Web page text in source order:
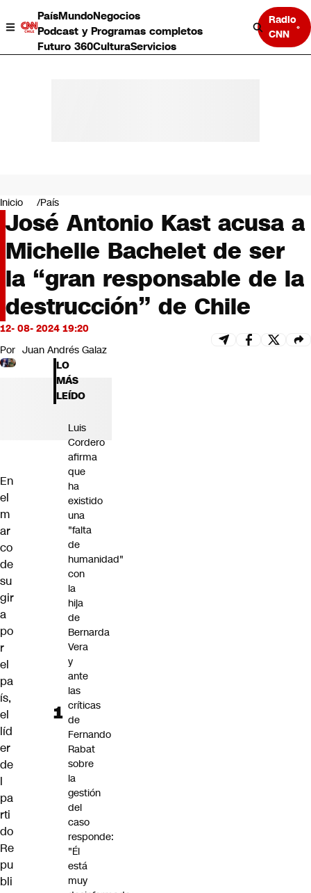
PaísMundoNegocios
Podcast y Programas completos
Futuro 360CulturaServicios
Radio
CNN
Negocios
Deportes
Programas completos
Cultura
Servicios
Bits
CNN Data
CNN tiempo
Futuro 360
Inicio País
José Antonio Kast acusa a
Michelle Bachelet de ser
la “gran responsable de la
destrucción” de Chile
12- 08- 2024 19:20
Por Juan Andrés Galaz
En
el
m
ar
co
de
su
gir
a
po
r
el
pa
ís,
el
líd
er
de
l
pa
rti
do
Re
pu
bli
LO
MÁS
LEÍDO
Luis
Cordero
afirma
que
ha
existido
una
"falta
de
humanidad"
con
la
hija
de
Bernarda
Vera
y
ante
las
críticas
de
Fernando
Rabat
sobre
la
gestión
del
caso
responde:
"Él
está
muy